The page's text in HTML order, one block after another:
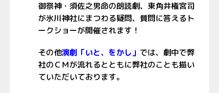
御祭神・須佐之男命の朗読劇、東角井権宮司
が氷川神社にまつわる疑問、質問に答えるト
ークショーが開催されます！
その他演劇「いと、をかし」 では、劇中で弊
社のＣＭが流れるとともに弊社のことも描い
ていただいております。